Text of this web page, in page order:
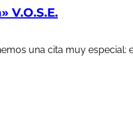
V.O.S.E.
una cita muy especial: